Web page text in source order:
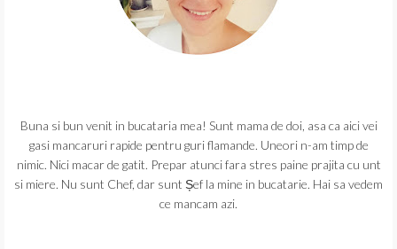
Buna si bun venit in bucataria mea! Sunt mama de doi, asa ca aici vei
gasi mancaruri rapide pentru guri flamande. Uneori n-am timp de
nimic. Nici macar de gatit. Prepar atunci fara stres paine prajita cu unt
si miere. Nu sunt Chef, dar sunt Șef la mine in bucatarie. Hai sa vedem
ce mancam azi.